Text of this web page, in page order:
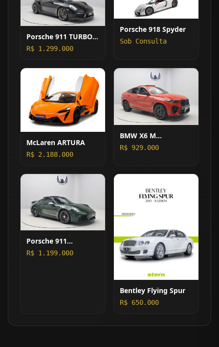
Porsche 911 TURBO S
CABRIOLET
R$ 1.299.000
Porsche 918 Spyder
Sob Consulta
McLaren ARTURA
R$ 2.188.000
BMW X6 M
COMPETITION
R$ 929.000
Porsche 911
CARRERA T MANUAL
R$ 1.199.000
Bentley Flying Spur
R$ 650.000